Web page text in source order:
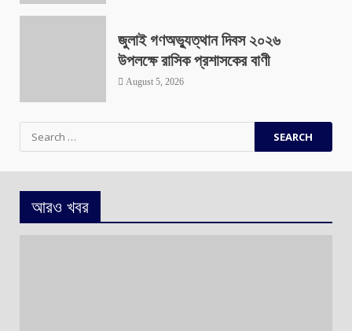
জুলাই গণঅভ্যুত্থান দিবস ২০২৬
উপলক্ষে রাসিক প্রশাসকের বাণী
August 5, 2026
for:
আরও খবর